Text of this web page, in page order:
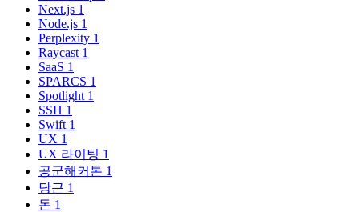
Next.js 1
Node.js 1
Perplexity 1
Raycast 1
SaaS 1
SPARCS 1
Spotlight 1
SSH 1
Swift 1
UX 1
UX 라이팅 1
공군해커톤 1
당근 1
돈 1